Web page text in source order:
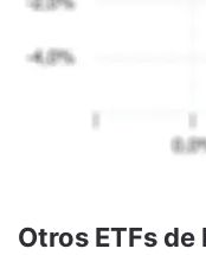
Otros ETFs